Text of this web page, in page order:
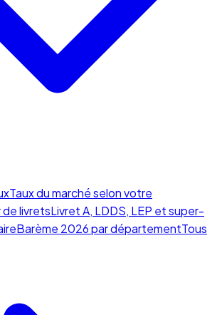
Taux du marché selon votre
livretsLivret A, LDDS, LEP et super-
Barème 2026 par départementTous